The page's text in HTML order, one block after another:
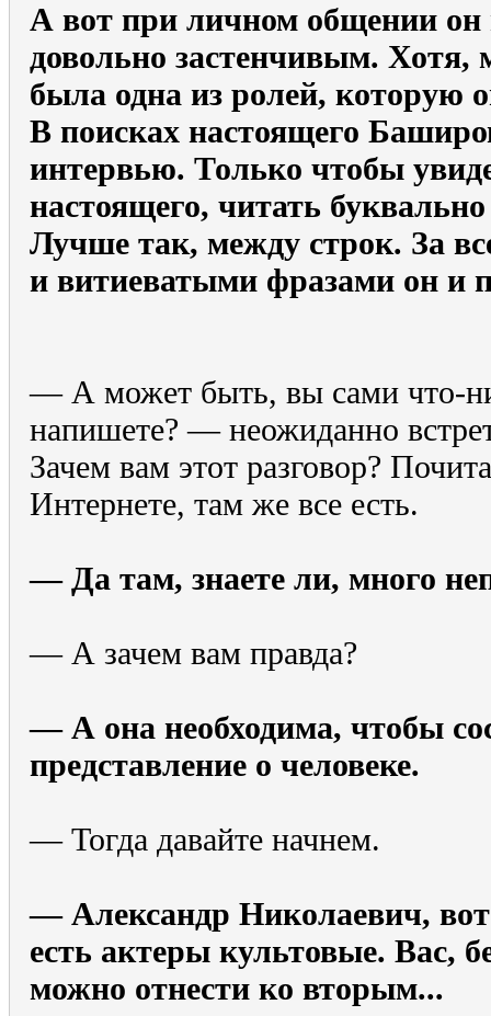
А вот при личном общении он
довольно застенчивым. Хотя,
была одна из ролей, которую
В поисках настоящего
интервью. Только чтобы
настоящего, читать буквально
Лучше так, между строк. За
и витиеватыми фразами он и
— А может быть, вы сами что-
напишете? — неожиданно
Зачем вам этот разговор?
Интернете, там же все есть.
— Да там, знаете ли, много
— А зачем вам правда?
— А она необходима, чтобы
представление о человеке.
— Тогда давайте начнем.
— Александр Николаевич, вот
есть актеры культовые. Вас,
можно отнести ко вторым...